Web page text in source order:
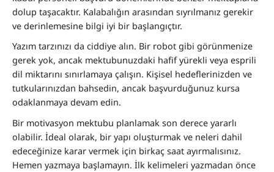
dolup taşacaktır. Kalabalığın arasından sıyrılmanız gerekir
ve derinlemesine bilgi iyi bir başlangıçtır.
Yazım tarzınızı da ciddiye alın. Bir robot gibi görünmenize
gerek yok, ancak mektubunuzdaki hafif yürekli veya esprili
dil miktarını sınırlamaya çalışın. Kişisel hedeflerinizden ve
tutkularınızdan bahsedin, ancak başvurduğunuz kursa
odaklanmaya devam edin.
Bir motivasyon mektubu planlamak son derece yararlı
olabilir. İdeal olarak, bir yapı oluşturmak ve neleri dahil
edeceğinize karar vermek için birkaç saat ayırmalısınız.
Hemen yazmaya başlamayın. İlk kelimeleri yazmadan önce